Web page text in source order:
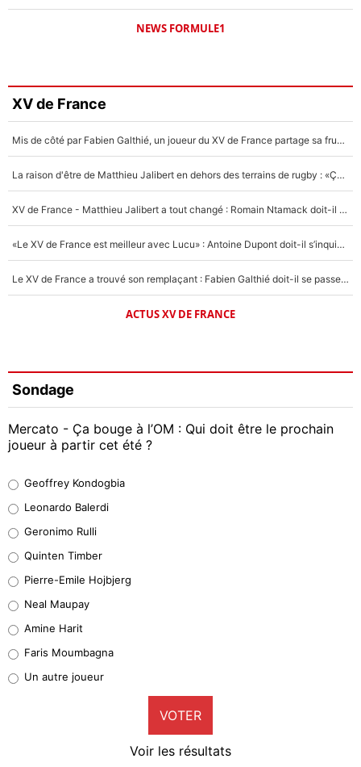
NEWS FORMULE1
XV de France
Mis de côté par Fabien Galthié, un joueur du XV de France partage sa frustration : «ils ne me l’ont pas dit tout de suite»
La raison d'être de Matthieu Jalibert en dehors des terrains de rugby : «Ça m'atteint autant que si tu touches à un membre de ma famille»
XV de France - Matthieu Jalibert a tout changé : Romain Ntamack doit-il s’inquiéter pour sa place à un an de la Coupe du monde ?
«Le XV de France est meilleur avec Lucu» : Antoine Dupont doit-il s’inquiéter pour sa place ?
Le XV de France a trouvé son remplaçant : Fabien Galthié doit-il se passer d'Antoine Dupont ?
ACTUS XV DE FRANCE
Sondage
Mercato - Ça bouge à l’OM : Qui doit être le prochain
joueur à partir cet été ?
38%
32%
5%
1%
9%
Geoffrey Kondogbia
Leonardo Balerdi
Geronimo Rulli
Quinten Timber
Pierre-Emile Hojbjerg
Neal Maupay
Amine Harit
Faris Moumbagna
Un autre joueur
VOTER
Voir les résultats